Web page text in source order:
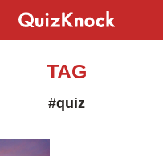
TAG
#quiz